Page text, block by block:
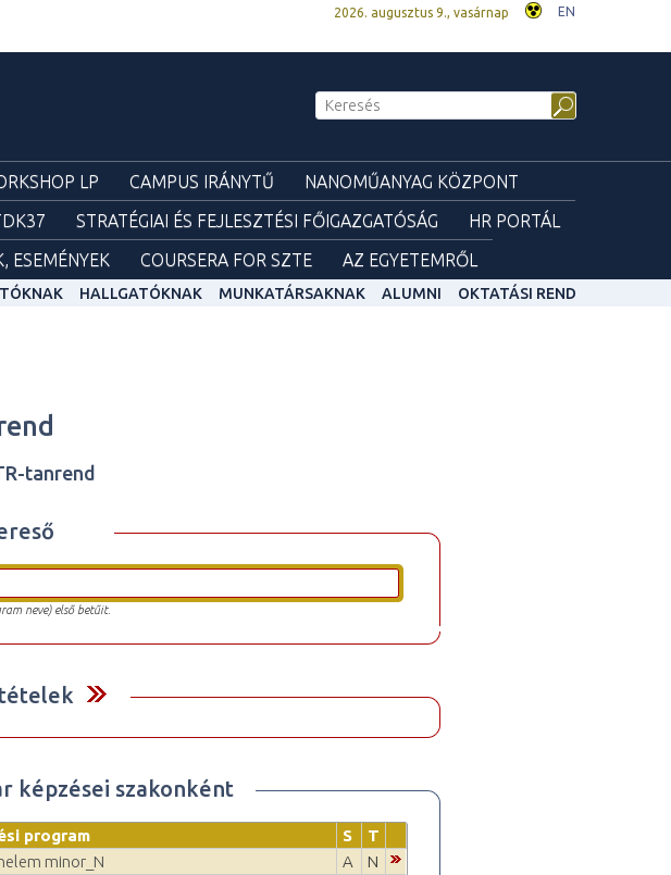
2026. augusztus 9., vasárnap EN
LP CAMPUS IRÁNYTŰ
NANOMŰANYAG KÖZPONT
STRATÉGIAI ÉS FEJLESZTÉSI FŐIGAZGATÓSÁG
HR PORTÁL
ESEMÉNYEK COURSERA FOR SZTE AZ EGYETEMRŐL
HALLGATÓKNAK MUNKATÁRSAKNAK ALUMNI OKTATÁSI REND
tanrend
neve) első betűit.
képzései szakonként
program S
T
minor_N A
N